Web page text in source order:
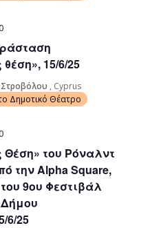
15/6/25
, Cyprus
Δημοτικό Θέατρο
Θέση» του Ρόναλντ
την Alpha Square,
9ου Φεστιβάλ
6/25